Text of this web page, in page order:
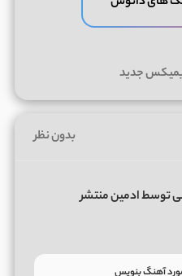
جدید
بدون نظر
توسط ادمین منتشر